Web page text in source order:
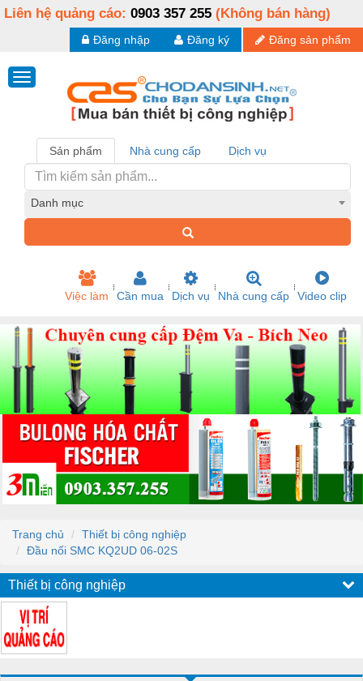
Liên hệ quảng cáo: 0903 357 255 (Không bán hàng)
Đăng sản phẩm
Đăng ký
Đăng nhập
Sản phẩm Nhà cung cấp Dịch vụ
Danh mục
Việc làm Cần mua Dịch vụ Nhà cung cấp Video clip
Trang chủ
Thiết bị công nghiệp
Đầu nối SMC KQ2UD 06-02S
Thiết bị công nghiệp